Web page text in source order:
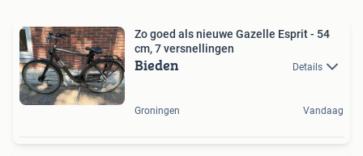
Zo goed als nieuwe Gazelle Esprit - 54
cm, 7 versnellingen
Bieden Details
Groningen Vandaag